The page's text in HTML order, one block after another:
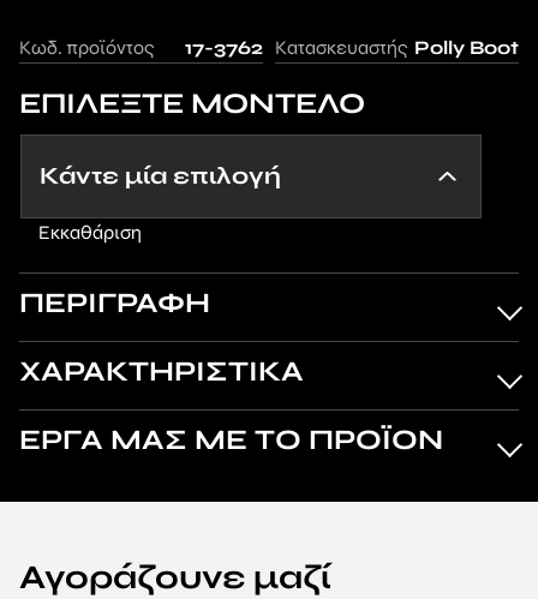
Κωδ. προϊόντος 17-3762 Κατασκευαστής Polly Boot
ΕΠΙΛΕΞΤΕ ΜΟΝΤΕΛΟ
Εκκαθάριση
ΠΕΡΙΓΡΑΦΗ
ΧΑΡΑΚΤΗΡΙΣΤΙΚΑ
ΕΡΓΑ ΜΑΣ ΜΕ ΤΟ ΠΡΟΪΟΝ
Αγοράζουνε μαζί